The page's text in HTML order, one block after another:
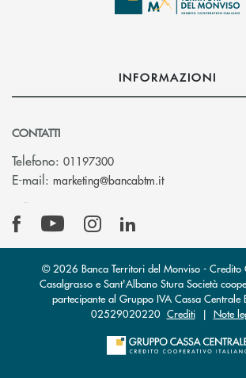
INFORMAZIONI
CONTATTI
Telefono: 01197300
E-mail: marketing@bancabtm.it(si apre l’app
© 2026 Banca Territori del Monviso - Credito
Casalgrasso e Sant'Albano Stura Società
partecipante al Gruppo IVA Cassa Centrale
02529020220 Crediti| Note